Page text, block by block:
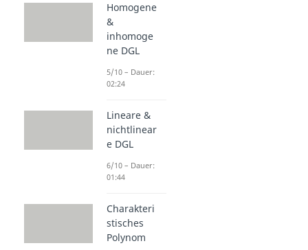
Homogene
&
inhomoge
ne DGL
5/10 – Dauer:
02:24
Lineare &
nichtlinear
e DGL
6/10 – Dauer:
01:44
Charakteri
stisches
Polynom